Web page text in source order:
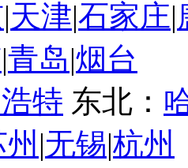
|天津|石家庄|
|青岛|烟台
特 东北：
|无锡|杭州